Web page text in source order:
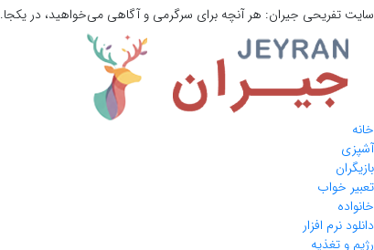
سایت تفریحی جیران: هر آنچه برای سرگرمی و آگاهی می‌خواهید، در یکجا.
خانه
آشپزی
بازیگران
تعبیر خواب
خانواده
دانلود نرم افزار
رژیم و تغذیه